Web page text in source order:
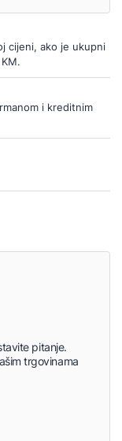
cijeni, ako je ukupni
i kreditnim
pitanje.
trgovinama